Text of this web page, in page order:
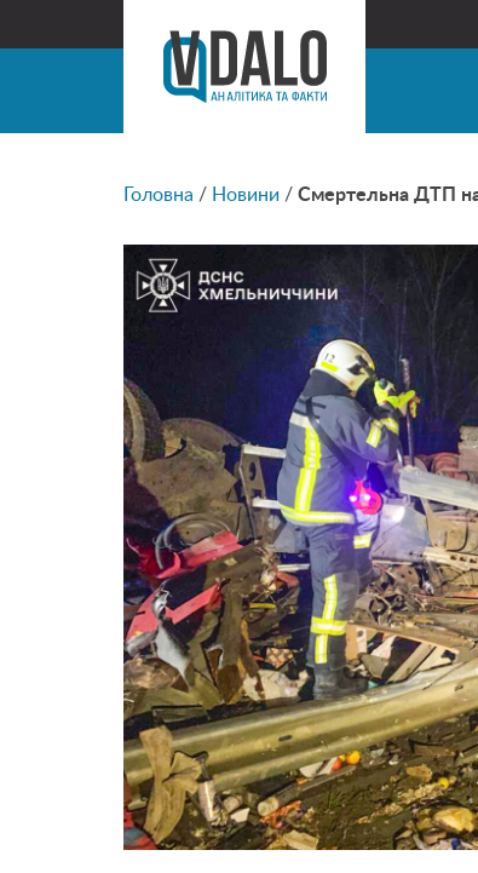
Головна / Новини / Смертельна ДТП на